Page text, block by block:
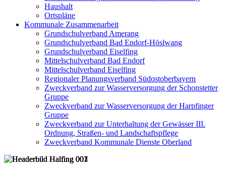
Haushalt
Ortspläne
Kommunale Zusammenarbeit
Grundschulverband Amerang
Grundschulverband Bad Endorf-Höslwang
Grundschulverband Eiselfing
Mittelschulverband Bad Endorf
Mittelschulverband Eiselfing
Regionaler Planungsverband Südostoberbayern
Zweckverband zur Wasserversorgung der Schonstetter
Gruppe
Zweckverband zur Wasserversorgung der Harpfinger
Gruppe
Zweckverband zur Unterhaltung der Gewässer III.
Ordnung, Straßen- und Landschaftspflege
Zweckverband Kommunale Dienste Oberland